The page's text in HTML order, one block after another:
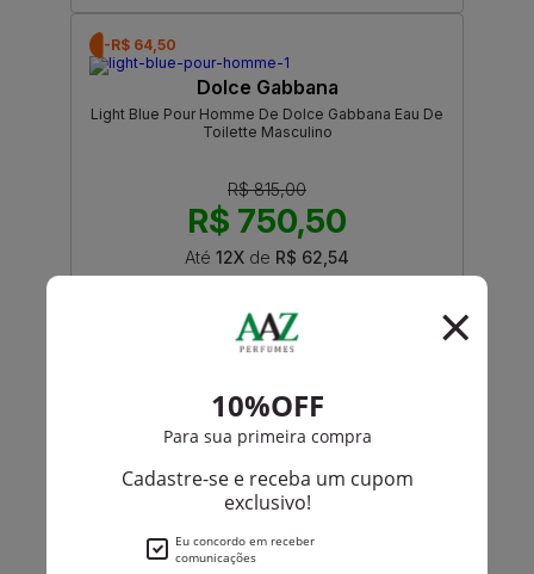
-R$ 64,50
Dolce Gabbana
Light Blue Pour Homme De Dolce Gabbana Eau De
Toilette Masculino
R$ 815,00
R$ 750,50
Até 12X de R$ 62,54
Dolce Gabbana
The One By Dolce Gabbana Eau De Parfum
Feminino
R$ 1.150,00